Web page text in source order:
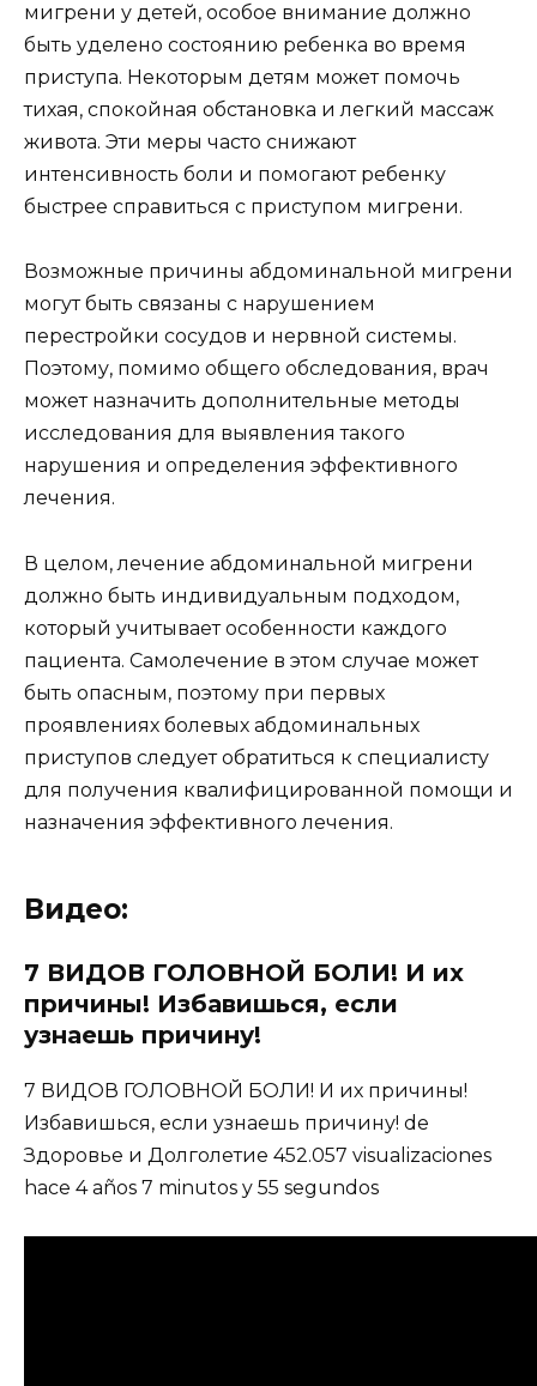
мигрени у детей, особое внимание должно
быть уделено состоянию ребенка во время
приступа. Некоторым детям может помочь
тихая, спокойная обстановка и легкий массаж
живота. Эти меры часто снижают
интенсивность боли и помогают ребенку
быстрее справиться с приступом мигрени.
Возможные причины абдоминальной мигрени
могут быть связаны с нарушением
перестройки сосудов и нервной системы.
Поэтому, помимо общего обследования, врач
может назначить дополнительные методы
исследования для выявления такого
нарушения и определения эффективного
лечения.
В целом, лечение абдоминальной мигрени
должно быть индивидуальным подходом,
который учитывает особенности каждого
пациента. Самолечение в этом случае может
быть опасным, поэтому при первых
проявлениях болевых абдоминальных
приступов следует обратиться к специалисту
для получения квалифицированной помощи и
назначения эффективного лечения.
Видео:
7 ВИДОВ ГОЛОВНОЙ БОЛИ! И их
причины! Избавишься, если
узнаешь причину!
7 ВИДОВ ГОЛОВНОЙ БОЛИ! И их причины!
Избавишься, если узнаешь причину! de
Здоровье и Долголетие 452.057 visualizaciones
hace 4 años 7 minutos y 55 segundos